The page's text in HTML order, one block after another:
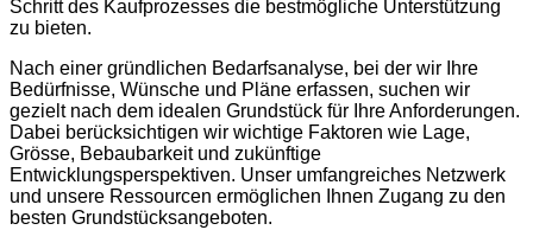
Schritt des Kaufprozesses die bestmögliche Unterstützung
zu bieten.
Nach einer gründlichen Bedarfsanalyse, bei der wir Ihre
Bedürfnisse, Wünsche und Pläne erfassen, suchen wir
gezielt nach dem idealen Grundstück für Ihre Anforderungen.
Dabei berücksichtigen wir wichtige Faktoren wie Lage,
Grösse, Bebaubarkeit und zukünftige
Entwicklungsperspektiven. Unser umfangreiches Netzwerk
und unsere Ressourcen ermöglichen Ihnen Zugang zu den
besten Grundstücksangeboten.